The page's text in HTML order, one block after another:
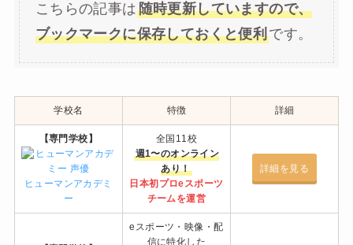
こちらの記事は随時更新していますので、
ブックマークに保存しておくと便利です。
学校名 特徴 詳細
【専門学校】
ヒューマンアカデミ
ー
全国11校
週1〜のオンライン
あり！
日本初プロeスポーツ
チームを運営
詳細を見る
eスポーツ・映像・配
信に特化した